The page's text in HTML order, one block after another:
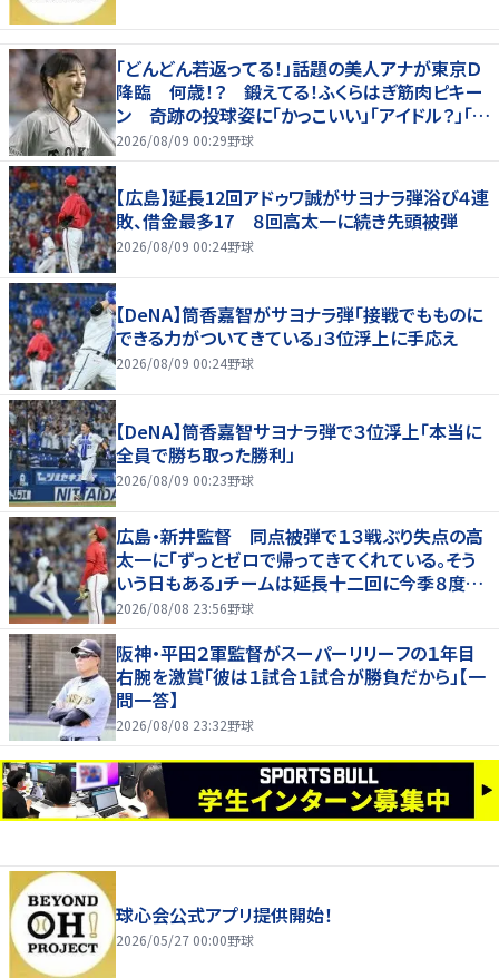
「どんどん若返ってる！」話題の美人アナが東京Ｄ
降臨 何歳！？ 鍛えてる！ふくらはぎ筋肉ピキー
ン 奇跡の投球姿に「かっこいい」「アイドル？」「女
神」
2026/08/09 00:29野球
【広島】延長12回アドゥワ誠がサヨナラ弾浴び４連
敗、借金最多17 ８回高太一に続き先頭被弾
2026/08/09 00:24野球
【DeNA】筒香嘉智がサヨナラ弾「接戦でもものに
できる力がついてきている」３位浮上に手応え
2026/08/09 00:24野球
【DeNA】筒香嘉智サヨナラ弾で３位浮上「本当に
全員で勝ち取った勝利」
2026/08/09 00:23野球
広島・新井監督 同点被弾で１３戦ぶり失点の高
太一に「ずっとゼロで帰ってきてくれている。そう
いう日もある」チームは延長十二回に今季８度目
サヨナラ負け
2026/08/08 23:56野球
阪神・平田２軍監督がスーパーリリーフの１年目
右腕を激賞「彼は１試合１試合が勝負だから」【一
問一答】
2026/08/08 23:32野球
球心会公式アプリ提供開始！
2026/05/27 00:00野球